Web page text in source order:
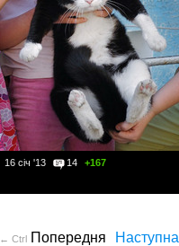
16 січ '13 14 +167
← Ctrl Попередня Наступна